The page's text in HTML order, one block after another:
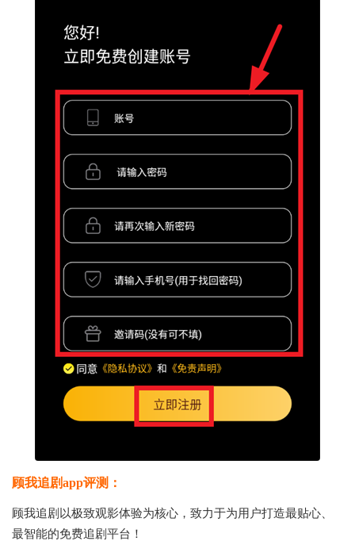
顾我追剧app评测：
顾我追剧以极致观影体验为核心，致力于为用户打造最贴心、
最智能的免费追剧平台！